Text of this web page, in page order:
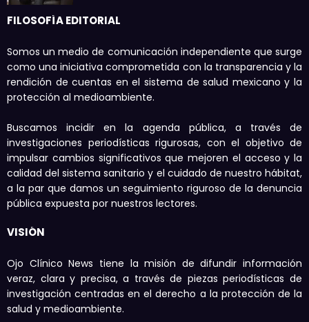
FILOSOFÍA EDITORIAL
Somos un medio de comunicación independiente que surge
como una iniciativa comprometida con la transparencia y la
rendición de cuentas en el sistema de salud mexicano y la
protección al medioambiente.
Buscamos incidir en la agenda pública, a través de
investigaciones periodísticas rigurosas, con el objetivo de
impulsar cambios significativos que mejoren el acceso y la
calidad del sistema sanitario y el cuidado de nuestro hábitat,
a la par que damos un seguimiento riguroso de la denuncia
pública expuesta por nuestros lectores.
VISIÓN
Ojo Clínico News tiene la misión de difundir información
veraz, clara y precisa, a través de piezas periodísticas de
investigación centradas en el derecho a la protección de la
salud y medioambiente.